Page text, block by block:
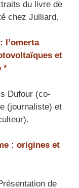
du livre de
chez Julliard.
l’omerta
et
*
Dufour (co-
(journaliste) et
: origines et
de